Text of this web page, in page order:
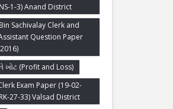
1-3) Anand District
Bin Sachivalay Clerk and
Question Paper
(Profit and Loss)
Exam Paper (19-02-
27-33) Valsad District